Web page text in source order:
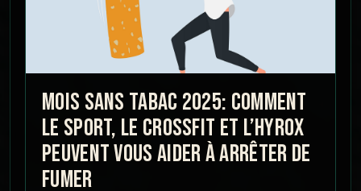
MOIS SANS TABAC 2025: COMMENT
LE SPORT, LE CROSSFIT ET L’HYROX
PEUVENT VOUS AIDER À ARRÊTER DE
FUMER